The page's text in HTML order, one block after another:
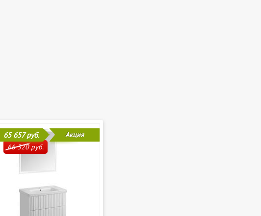
65 657 руб.
66 320 руб.
Акция